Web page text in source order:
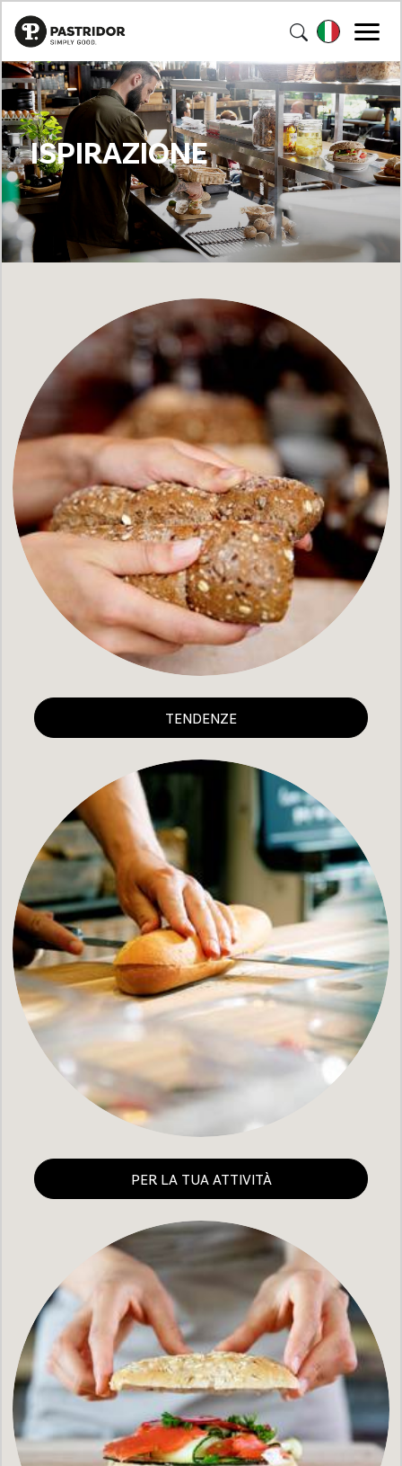
ISPIRAZIONE
TENDENZE
PER LA TUA ATTIVITÀ